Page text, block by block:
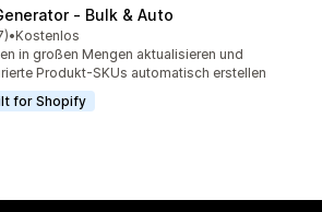
‑ Bulk & Auto
5 Sternen
insgesamt
•Kostenlos
in großen Mengen aktualisieren und
Produkt-SKUs automatisch erstellen
for Shopify